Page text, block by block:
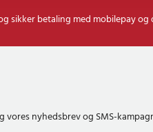
sikker betaling med mobilepay
nyhedsbrev og SMS-